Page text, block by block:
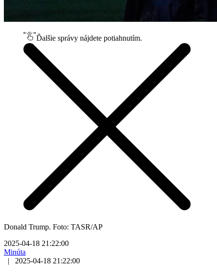
Ďalšie správy nájdete potiahnutím.
Donald Trump. Foto: TASR/AP
2025-04-18 21:22:00
Minúta
|
2025-04-18 21:22:00